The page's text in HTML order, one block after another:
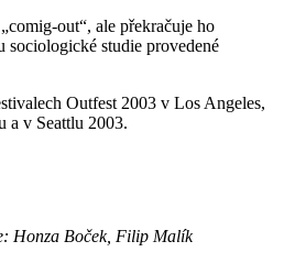
out“, ale překračuje ho
sociologické studie provedené
Outfest 2003 v Los Angeles,
a v Seattlu 2003.
Honza Boček, Filip Malík